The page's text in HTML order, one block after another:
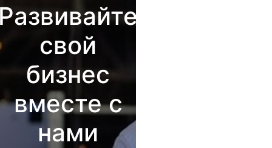
свой
бизнес
вместе с
нами